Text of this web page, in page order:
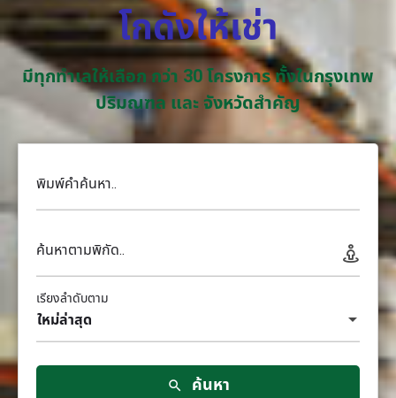
โกดังให้เช่า
มีทุกทำเลให้เลือก กว่า 30 โครงการ ทั้งในกรุงเทพ
ปริมณฑล และ จังหวัดสำคัญ
พิมพ์คำค้นหา..
ค้นหาตามพิกัด..
ใหม่ล่าสุด
เรียงลำดับตาม
ค้นหา